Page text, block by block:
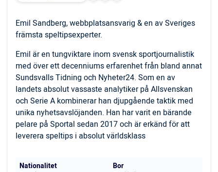
Emil Sandberg, webbplatsansvarig & en av Sveriges
främsta speltipsexperter.
Emil är en tungviktare inom svensk sportjournalistik
med över ett decenniums erfarenhet från bland annat
Sundsvalls Tidning och Nyheter24. Som en av
landets absolut vassaste analytiker på Allsvenskan
och Serie A kombinerar han djupgående taktik med
unika nyhetsavslöjanden. Han har varit en bärande
pelare på Sportal sedan 2017 och är erkänd för att
leverera speltips i absolut världsklass
Nationalitet Bor